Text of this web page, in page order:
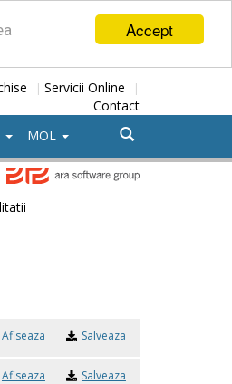
Accept
| Servicii Online |
Contact
MOL
Afiseaza Salveaza
Afiseaza Salveaza